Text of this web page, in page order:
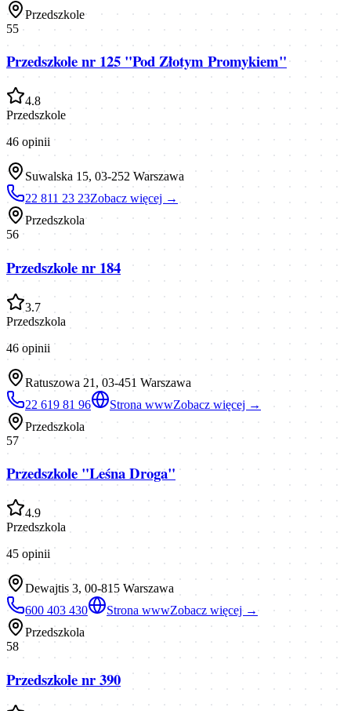
Przedszkole
55
Przedszkole nr 125 "Pod Złotym Promykiem"
4.8
Przedszkole
46 opinii
Suwalska 15, 03-252 Warszawa
22 811 23 23Zobacz więcej →
Przedszkola
56
Przedszkole nr 184
3.7
Przedszkola
46 opinii
Ratuszowa 21, 03-451 Warszawa
22 619 81 96
Strona wwwZobacz więcej →
Przedszkola
57
Przedszkole "Leśna Droga"
4.9
Przedszkola
45 opinii
Dewajtis 3, 00-815 Warszawa
600 403 430
Strona wwwZobacz więcej →
Przedszkola
58
Przedszkole nr 390